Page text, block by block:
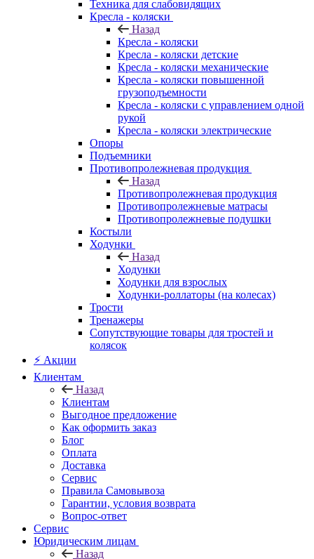
Техника для слабовидящих
Кресла - коляски
Назад
Кресла - коляски
Кресла - коляски детские
Кресла - коляски механические
Кресла - коляски повышенной
грузоподъемности
Кресла - коляски с управлением одной
рукой
Кресла - коляски электрические
Опоры
Подъемники
Противопролежневая продукция
Назад
Противопролежневая продукция
Противопролежневые матрасы
Противопролежневые подушки
Костыли
Ходунки
Назад
Ходунки
Ходунки для взрослых
Ходунки-роллаторы (на колесах)
Трости
Тренажеры
Сопутствующие товары для тростей и
колясок
⚡ Акции
Клиентам
Назад
Клиентам
Выгодное предложение
Как оформить заказ
Блог
Оплата
Доставка
Сервис
Правила Самовывоза
Гарантии, условия возврата
Вопрос-ответ
Сервис
Юридическим лицам
Назад